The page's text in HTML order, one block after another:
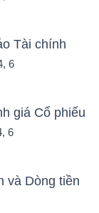
Tài chính
6
giá Cổ phiếu
6
và Dòng tiền